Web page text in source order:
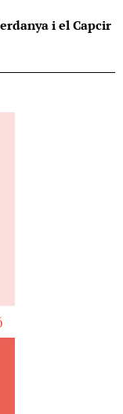
i el Capcir